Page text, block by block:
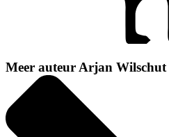
Meer auteur Arjan Wilschut